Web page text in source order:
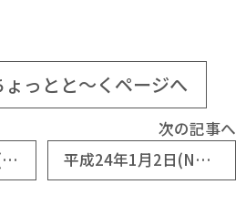
っとと～くページへ
平成23年12月31日(No5490) 卯年の大晦日
次の記事へ
平成24年1月2日(No5492) 年頭所感